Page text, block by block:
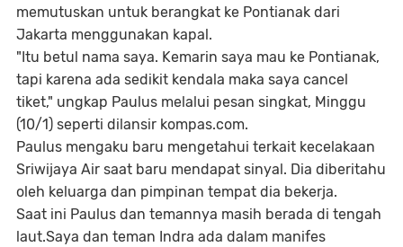
memutuskan untuk berangkat ke Pontianak dari
Jakarta menggunakan kapal.
"Itu betul nama saya. Kemarin saya mau ke Pontianak,
tapi karena ada sedikit kendala maka saya cancel
tiket," ungkap Paulus melalui pesan singkat, Minggu
(10/1) seperti dilansir kompas.com.
Paulus mengaku baru mengetahui terkait kecelakaan
Sriwijaya Air saat baru mendapat sinyal. Dia diberitahu
oleh keluarga dan pimpinan tempat dia bekerja.
Saat ini Paulus dan temannya masih berada di tengah
laut.Saya dan teman Indra ada dalam manifes